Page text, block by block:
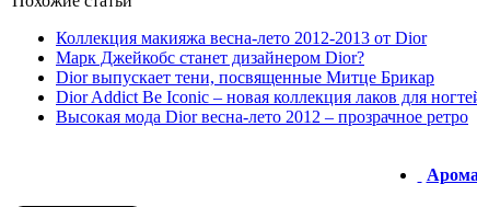
Коллекция макияжа весна-лето 2012-2013 от Dior
Марк Джейкобс станет дизайнером Dior?
Dior выпускает тени, посвященные Митце Брикар
Dior Addict Be Iconic – новая коллекция лаков для
Высокая мода Dior весна-лето 2012 – прозрачное ретро